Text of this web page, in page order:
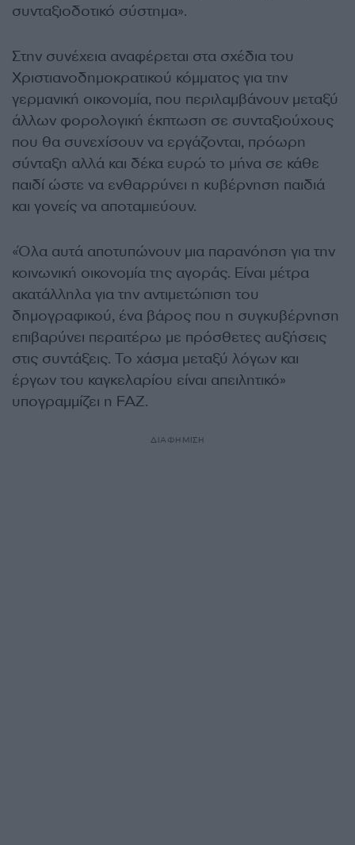
συνταξιοδοτικό σύστημα».
Στην συνέχεια αναφέρεται στα σχέδια του
Χριστιανοδημοκρατικού κόμματος για την
γερμανική οικονομία, που περιλαμβάνουν μεταξύ
άλλων φορολογική έκπτωση σε συνταξιούχους
που θα συνεχίσουν να εργάζονται, πρόωρη
σύνταξη αλλά και δέκα ευρώ το μήνα σε κάθε
παιδί ώστε να ενθαρρύνει η κυβέρνηση παιδιά
και γονείς να αποταμιεύουν.
«Όλα αυτά αποτυπώνουν μια παρανόηση για την
κοινωνική οικονομία της αγοράς. Είναι μέτρα
ακατάλληλα για την αντιμετώπιση του
δημογραφικού, ένα βάρος που η συγκυβέρνηση
επιβαρύνει περαιτέρω με πρόσθετες αυξήσεις
στις συντάξεις. Το χάσμα μεταξύ λόγων και
έργων του καγκελαρίου είναι απειλητικό»
υπογραμμίζει η FAZ.
ΔΙΑΦΗΜΙΣΗ